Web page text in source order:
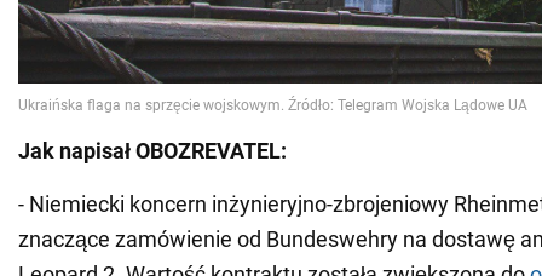
Jak napisał OBOZREVATEL:
- Niemiecki koncern inżynieryjno-zbrojeniowy
znaczące zamówienie od Bundeswehry na dostawę